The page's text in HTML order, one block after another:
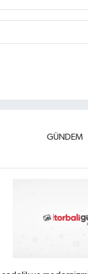
GÜNDEM